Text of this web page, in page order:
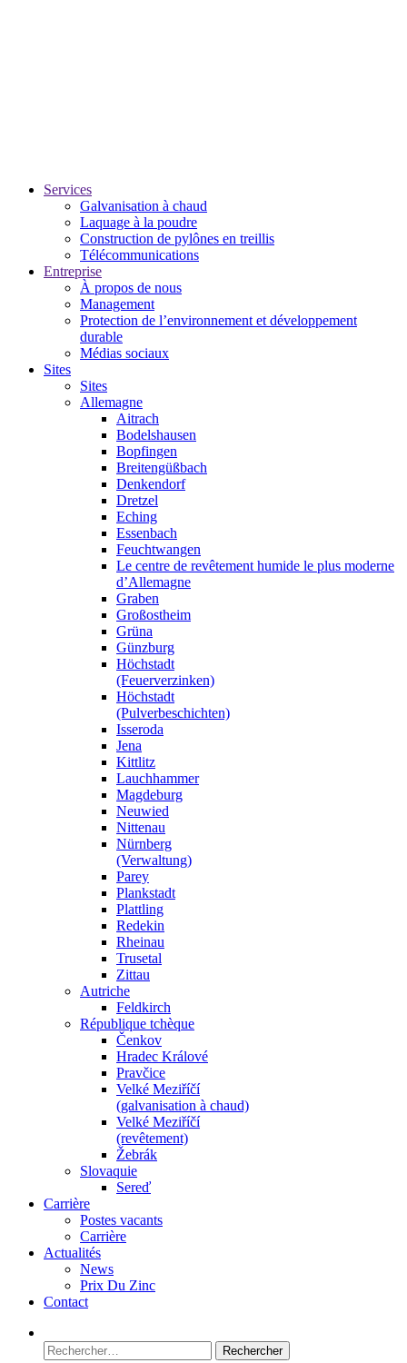
Services
Galvanisation à chaud
Laquage à la poudre
Construction de pylônes en treillis
Télécommunications
Entreprise
À propos de nous
Management
Protection de l’environnement et développement
durable
Médias sociaux
Sites
Sites
Allemagne
Aitrach
Bodelshausen
Bopfingen
Breitengüßbach
Denkendorf
Dretzel
Eching
Essenbach
Feuchtwangen
Le centre de revêtement humide le plus moderne
d’Allemagne
Graben
Großostheim
Grüna
Günzburg
Höchstadt
(Feuerverzinken)
Höchstadt
(Pulverbeschichten)
Isseroda
Jena
Kittlitz
Lauchhammer
Magdeburg
Neuwied
Nittenau
Nürnberg
(Verwaltung)
Parey
Plankstadt
Plattling
Redekin
Rheinau
Trusetal
Zittau
Autriche
Feldkirch
République tchèque
Čenkov
Hradec Králové
Pravčice
Velké Meziříčí
(galvanisation à chaud)
Velké Meziříčí
(revêtement)
Žebrák
Slovaquie
Sereď
Carrière
Postes vacants
Carrière
Actualités
News
Prix Du Zinc
Contact
Rechercher :